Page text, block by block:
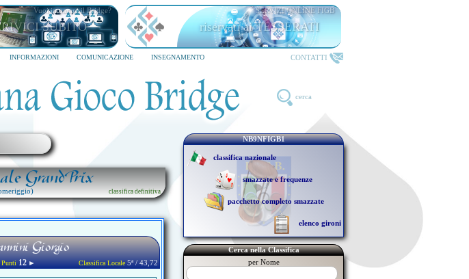
Vuoi imparare il Bridge?
SUBITO
SERVIZI ONLINE FIGB
riservati ai TESSERATI
INFORMAZIONI COMUNICAZIONE INSEGNAMENTO CONTATTI
cerca
GrandPrix
classifica definitiva
Giorgio
Punti 12► Classifica Locale5ª / 43,72
NB9NFIGB1
classifica nazionale
smazzate e frequenze
pacchetto completo smazzate
elenco gironi
Cerca nella Classifica
per Nome